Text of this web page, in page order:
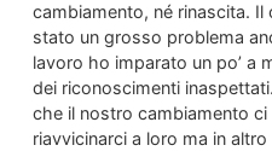
cambiamento, né rinascita.
stato un grosso problema
lavoro ho imparato un po’ a
dei riconoscimenti
che il nostro cambiamento
riavvicinarci a loro ma in